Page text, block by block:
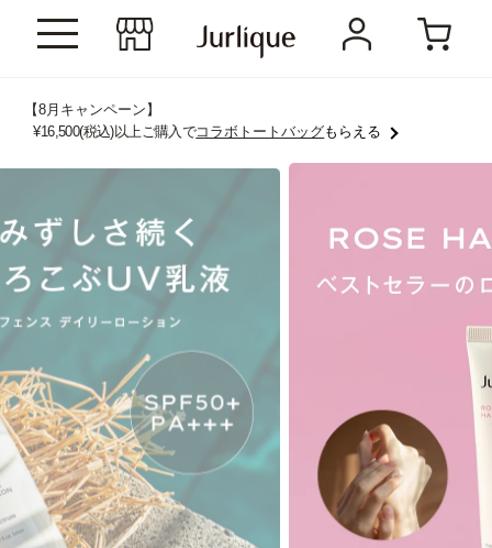
【8月キャンペーン】
¥16,500(税込)以上ご購入でコラボトートバッグもらえる